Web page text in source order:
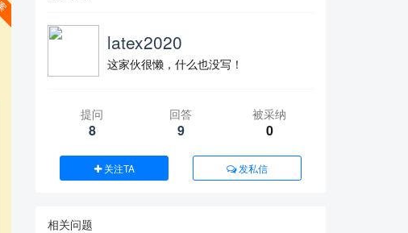
latex2020
这家伙很懒，什么也没写！
提问
8
回答
9
被采纳
0
关注TA 发私信
相关问题